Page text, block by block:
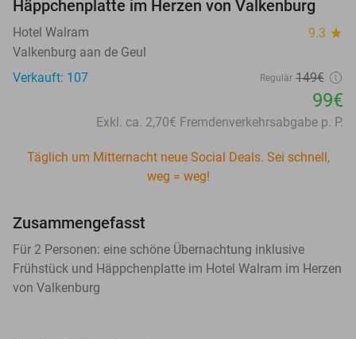
Häppchenplatte im Herzen von Valkenburg
Hotel Walram 9.3 star
Valkenburg aan de Geul
Verkauft: 107
Regulär 149€
99€
Exkl. ca. 2,70€ Fremdenverkehrsabgabe p. P.
Täglich um Mitternacht neue Social Deals. Sei schnell,
weg = weg!
Zusammengefasst
Für 2 Personen: eine schöne Übernachtung inklusive
Frühstück und Häppchenplatte im Hotel Walram im Herzen
von Valkenburg